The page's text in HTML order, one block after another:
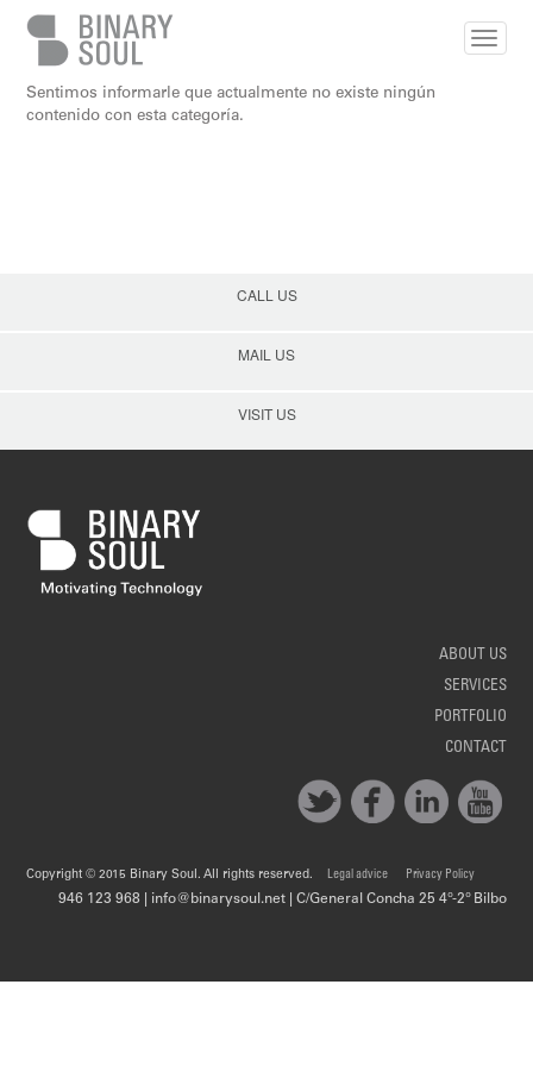
Skip to main content
Sentimos informarle que actualmente no existe ningún
contenido con esta categoría.
CALL US
MAIL US
VISIT US
ABOUT US
SERVICES
PORTFOLIO
CONTACT
Copyright © 2015 Binary Soul. All rights reserved. Legal advice Privacy Policy
946 123 968 | info@binarysoul.net | C/General Concha 25 4º-2º Bilbo